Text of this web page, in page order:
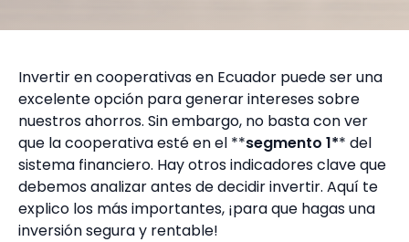
Invertir en cooperativas en Ecuador puede ser una
excelente opción para generar intereses sobre
nuestros ahorros. Sin embargo, no basta con ver
que la cooperativa esté en el **segmento 1** del
sistema financiero. Hay otros indicadores clave que
debemos analizar antes de decidir invertir. Aquí te
explico los más importantes, ¡para que hagas una
inversión segura y rentable!